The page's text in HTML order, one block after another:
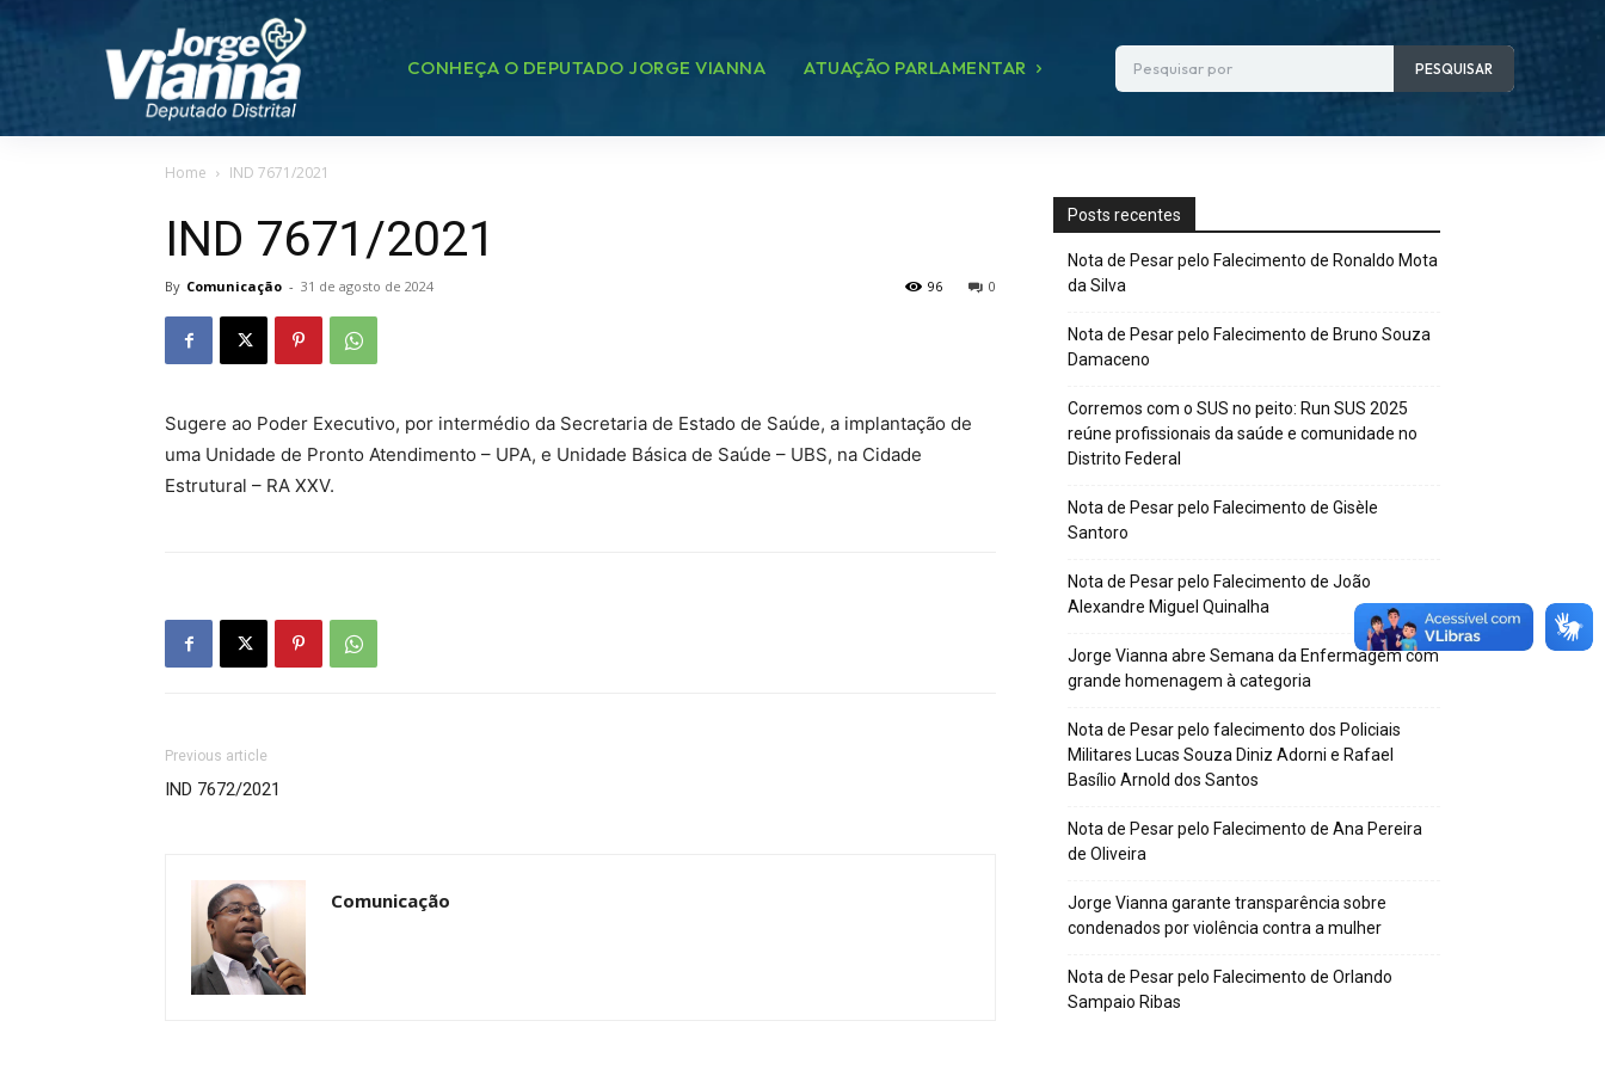
CONHEÇA O DEPUTADO JORGE VIANNA ATUAÇÃO PARLAMENTAR Pesquisar por PESQUISAR
Home IND 7671/2021
IND 7671/2021
By Comunicação - 31 de agosto de 2024 0
96
Sugere ao Poder Executivo, por intermédio da Secretaria de Estado de Saúde, a implantação de
uma Unidade de Pronto Atendimento – UPA, e Unidade Básica de Saúde – UBS, na Cidade
Estrutural – RA XXV.
Previous article
IND 7672/2021
Comunicação
Posts recentes
Nota de Pesar pelo Falecimento de Ronaldo Mota
da Silva
Nota de Pesar pelo Falecimento de Bruno Souza
Damaceno
Corremos com o SUS no peito: Run SUS 2025
reúne profissionais da saúde e comunidade no
Distrito Federal
Nota de Pesar pelo Falecimento de Gisèle
Santoro
Nota de Pesar pelo Falecimento de João
Alexandre Miguel Quinalha
Jorge Vianna abre Semana da Enfermagem com
grande homenagem à categoria
Nota de Pesar pelo falecimento dos Policiais
Militares Lucas Souza Diniz Adorni e Rafael
Basílio Arnold dos Santos
Nota de Pesar pelo Falecimento de Ana Pereira
de Oliveira
Jorge Vianna garante transparência sobre
condenados por violência contra a mulher
Nota de Pesar pelo Falecimento de Orlando
Sampaio Ribas